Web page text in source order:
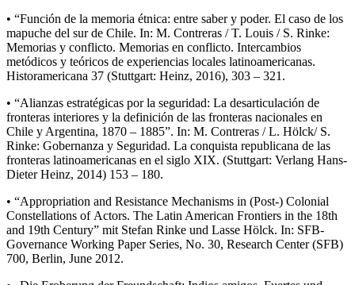
• “Función de la memoria étnica: entre saber y poder. El caso de los
mapuche del sur de Chile. In: M. Contreras / T. Louis / S. Rinke:
Memorias y conflicto. Memorias en conflicto. Intercambios
metódicos y teóricos de experiencias locales latinoamericanas.
Historamericana 37 (Stuttgart: Heinz, 2016), 303 – 321.
• “Alianzas estratégicas por la seguridad: La desarticulación de
fronteras interiores y la definición de las fronteras nacionales en
Chile y Argentina, 1870 – 1885”. In: M. Contreras / L. Hölck/ S.
Rinke: Gobernanza y Seguridad. La conquista republicana de las
fronteras latinoamericanas en el siglo XIX. (Stuttgart: Verlang Hans-
Dieter Heinz, 2014) 153 – 180.
• “Appropriation and Resistance Mechanisms in (Post-) Colonial
Constellations of Actors. The Latin American Frontiers in the 18th
and 19th Century” mit Stefan Rinke und Lasse Hölck. In: SFB-
Governance Working Paper Series, No. 30, Research Center (SFB)
700, Berlin, June 2012.